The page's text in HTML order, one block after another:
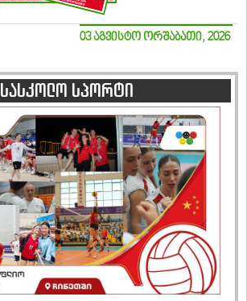
03 აგვისტო ორშაბათი, 2026
სასკოლო სპორტი